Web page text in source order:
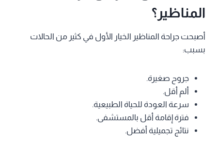
المناظير؟
أصبحت جراحة المناظير الخيار الأول في كثير من الحالات
بسبب:
جروح صغيرة.
ألم أقل.
سرعة العودة للحياة الطبيعية.
فترة إقامة أقل بالمستشفى.
نتائج تجميلية أفضل.